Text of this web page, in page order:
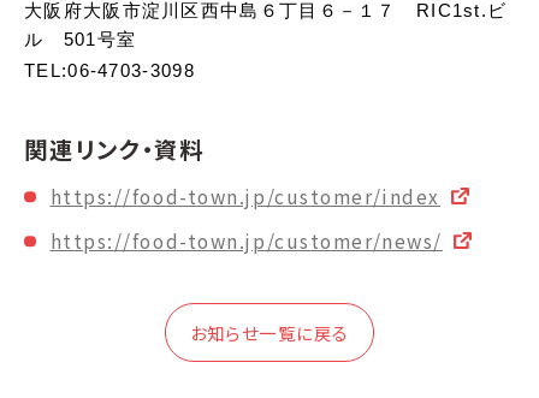
大阪府大阪市淀川区西中島６丁目６－１７ RIC1st.ビ
ル 501号室
TEL:06-4703-3098
関連リンク・資料
https://food-town.jp/customer/index
https://food-town.jp/customer/news/
お知らせ一覧に戻る